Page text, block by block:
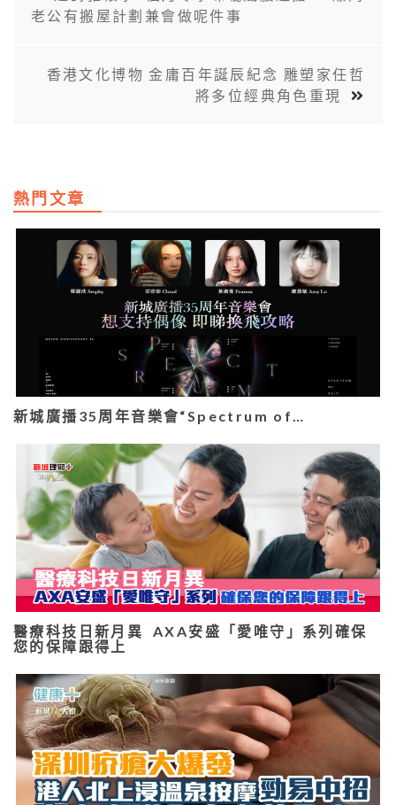
老公有搬屋計劃兼會做呢件事
香港文化博物 金庸百年誕辰紀念 雕塑家任哲
將多位經典角色重現
熱門文章
新城廣播35周年音樂會“Spectrum of…
醫療科技日新月異 AXA安盛「愛唯守」系列確保
您的保障跟得上